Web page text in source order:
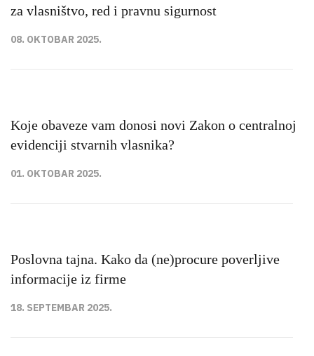
za vlasništvo, red i pravnu sigurnost
08. OKTOBAR 2025.
Koje obaveze vam donosi novi Zakon o centralnoj
evidenciji stvarnih vlasnika?
01. OKTOBAR 2025.
Poslovna tajna. Kako da (ne)procure poverljive
informacije iz firme
18. SEPTEMBAR 2025.